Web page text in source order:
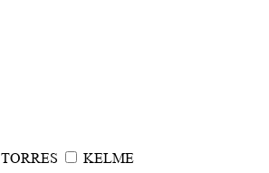
TORRES
KELME